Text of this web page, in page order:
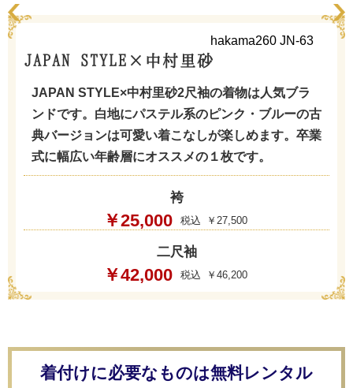
hakama260 JN-63
JAPAN STYLE×中村里砂
JAPAN STYLE×中村里砂2尺袖の着物は人気ブラ
ンドです。白地にパステル系のピンク・ブルーの古
典バージョンは可愛い着こなしが楽しめます。卒業
式に幅広い年齢層にオススメの１枚です。
袴
￥25,000 ￥27,500
二尺袖
￥42,000 ￥46,200
着付けに必要なものは無料レンタル